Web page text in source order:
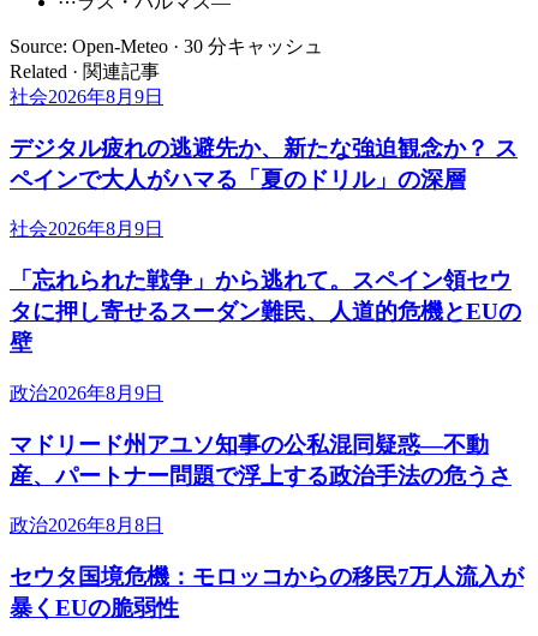
Source: Open-Meteo · 30 分キャッシュ
Related · 関連記事
社会2026年8月9日
デジタル疲れの逃避先か、新たな強迫観念か？ ス
ペインで大人がハマる「夏のドリル」の深層
社会2026年8月9日
「忘れられた戦争」から逃れて。スペイン領セウ
タに押し寄せるスーダン難民、人道的危機とEUの
壁
政治2026年8月9日
マドリード州アユソ知事の公私混同疑惑―不動
産、パートナー問題で浮上する政治手法の危うさ
政治2026年8月8日
セウタ国境危機：モロッコからの移民7万人流入が
暴くEUの脆弱性